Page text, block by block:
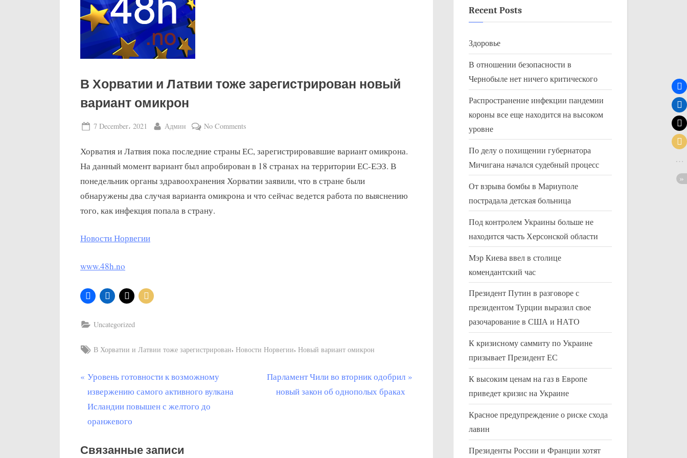
В Хорватии и Латвии тоже зарегистрирован новый
вариант омикрон
Posted
7 December، 2021 By
Админ No Comments
Хорватии
и
Хорватия и Латвия пока последние страны ЕС, зарегистрировавшие вариант омикрона.
На данный момент вариант был апробирован в 18 странах на территории ЕС-ЕЭЗ. В
понедельник органы здравоохранения Хорватии заявили, что в стране были
обнаружены два случая варианта омикрона и что сейчас ведется работа по выяснению
того, как инфекция попала в страну.
Новости Норвегии
www.48h.no
Uncategorized
Tags:
В Хорватии и Латвии тоже зарегистрирован, Новости Норвегии, Новый вариант омикрон
Post
navigation
П
р
е
д
д
Уровень готовности к возможному
извержению самого активного вулкана
Исландии повышен с желтого до
оранжевого
С
Парламент Чили во вторник одобрил
новый закон об однополых браках
Связанные записи
Recent Posts
Здоровье
В отношении безопасности в
Чернобыле нет ничего критического
Распространение инфекции пандемии
короны все еще находится на высоком
уровне
По делу о похищении губернатора
Мичигана начался судебный процесс
От взрыва бомбы в Мариуполе
пострадала детская больница
Под контролем Украины больше не
находится часть Херсонской области
Мэр Киева ввел в столице
комендантский час
Президент Путин в разговоре с
президентом Турции выразил свое
разочарование в США и НАТО
К кризисному саммиту по Украине
призывает Президент ЕС
К высоким ценам на газ в Европе
приведет кризис на Украине
Красное предупреждение о риске схода
лавин
Президенты России и Франции хотят